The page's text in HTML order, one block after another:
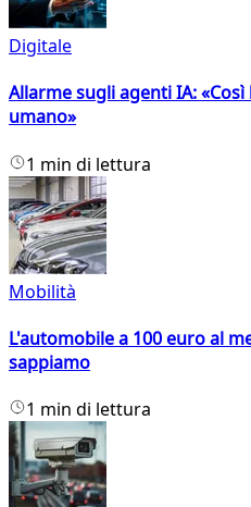
Digitale
Allarme sugli agenti IA:
umano»
1 min di lettura
Mobilità
L'automobile a 100 euro al
sappiamo
1 min di lettura